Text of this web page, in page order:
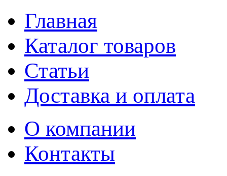
Главная
Каталог товаров
Статьи
Доставка и оплата
О компании
Контакты